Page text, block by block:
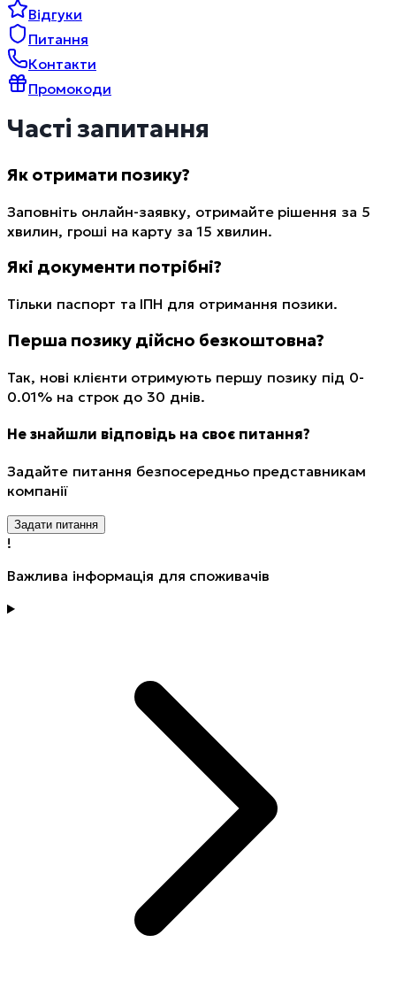
Відгуки
Питання
Контакти
Промокоди
Часті запитання
Як отримати позику?
Заповніть онлайн-заявку, отримайте рішення за 5
хвилин, гроші на карту за 15 хвилин.
Які документи потрібні?
Тільки паспорт та ІПН для отримання позики.
Перша позику дійсно безкоштовна?
Так, нові клієнти отримують першу позику під 0-
0.01% на строк до 30 днів.
Не знайшли відповідь на своє питання?
Задайте питання безпосередньо представникам
компанії
Задати питання
!
Важлива інформація для споживачів